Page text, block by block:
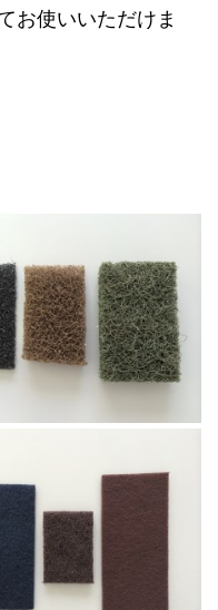
お使いいただけま